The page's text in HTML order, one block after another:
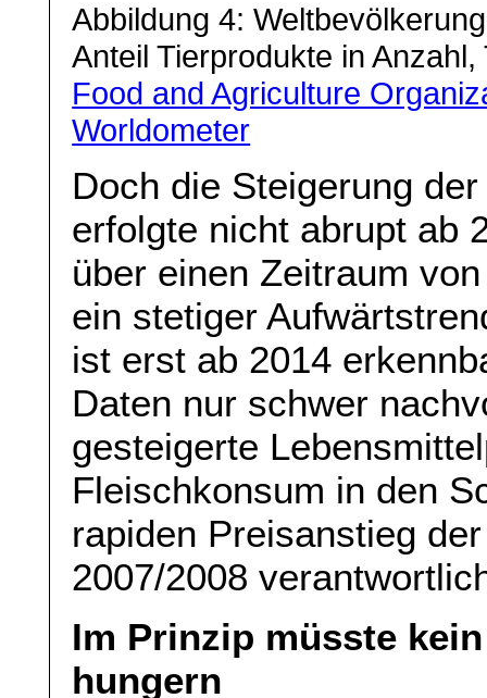
Abbildung 4:
Anteil Tierprodukte in
Food and Agriculture
Worldometer
Doch die Steigerung
erfolgte nicht abrupt ab
über einen Zeitraum
ein stetiger
ist erst ab 2014
Daten nur schwer
gesteigerte
Fleischkonsum in den
rapiden Preisanstieg
2007/2008
Im Prinzip müsste
hungern